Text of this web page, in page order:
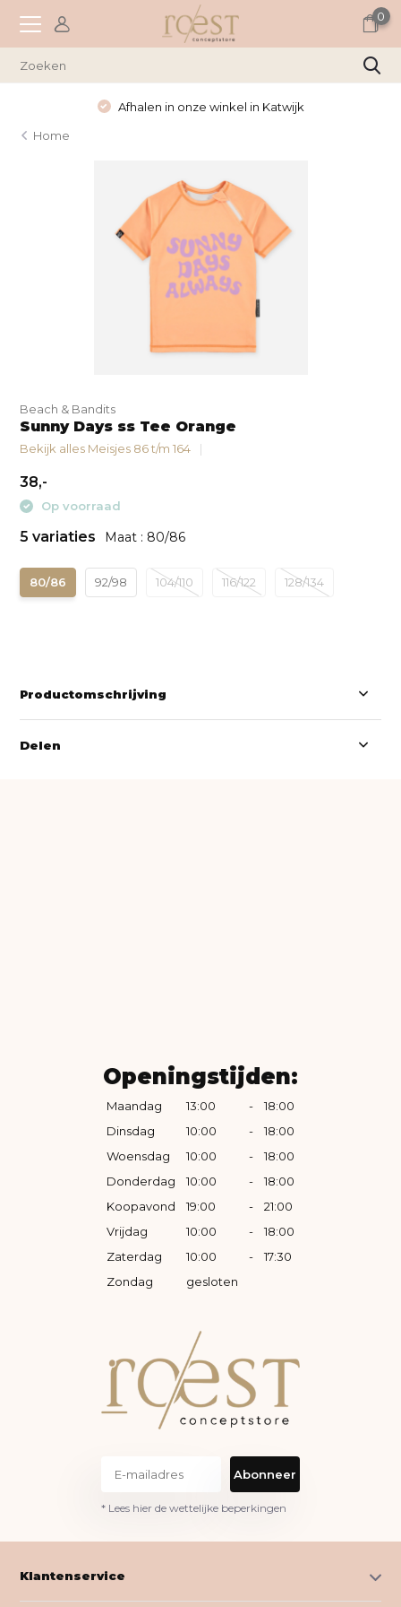
0
Afhalen in onze winkel in Katwijk
Home
Beach & Bandits
Sunny Days ss Tee Orange
Bekijk alles Meisjes 86 t/m 164
38,-
Op voorraad
5 variaties Maat : 80/86
80/86 92/98 104/110 116/122 128/134
Productomschrijving
Delen
Openingstijden:
Maandag 13:00 -
18:00
Dinsdag
10:00 -
18:00
Woensdag
10:00 -
18:00
Donderdag
10:00 -
18:00
Koopavond
19:00 -
21:00
Vrijdag
10:00 -
18:00
Zaterdag
10:00 -
17:30
Zondag
gesloten
Abonneer
* Lees hier de wettelijke beperkingen
Klantenservice